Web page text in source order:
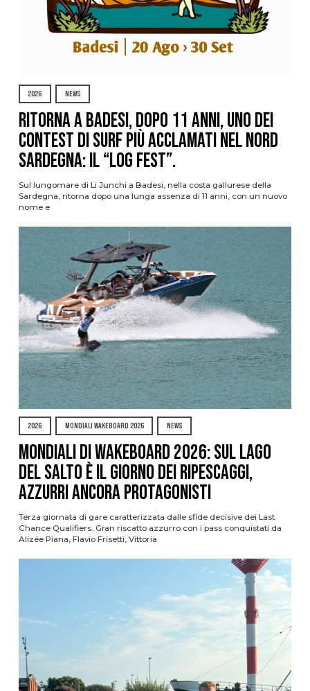
2026 NEWS
Ritorna a Badesi, dopo 11 anni, uno dei
contest di surf più acclamati nel nord
Sardegna: il “Log Fest”.
Sul lungomare di Li Junchi a Badesi, nella costa gallurese della
Sardegna, ritorna dopo una lunga assenza di 11 anni, con un nuovo
nome e
2026 MONDIALI WAKEBOARD 2026 NEWS
Mondiali di Wakeboard 2026: sul Lago
del Salto è il giorno dei ripescaggi,
azzurri ancora protagonisti
Terza giornata di gare caratterizzata dalle sfide decisive dei Last
Chance Qualifiers. Gran riscatto azzurro con i pass conquistati da
Alizée Piana, Flavio Frisetti, Vittoria